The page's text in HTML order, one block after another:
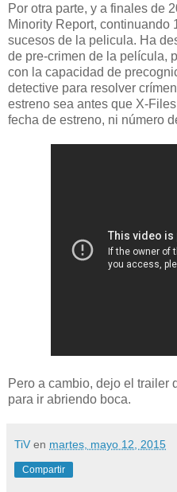
Por otra parte, y a finales de
Minority Report, continuando
sucesos de la pelicula. Ha
de pre-crimen de la película,
con la capacidad de
detective para resolver
estreno sea antes que X-
fecha de estreno, ni número
Pero a cambio, dejo el trailer
para ir abriendo boca.
TiV en martes, mayo 12, 2015
Compartir